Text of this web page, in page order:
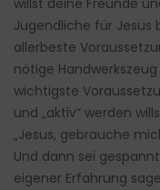
willst deine Freunde
Jugendliche für Jesus
allerbeste
nötige
wichtigste
und „aktiv“ werden
„Jesus, gebrauche
Und dann sei
eigener Erfahrung